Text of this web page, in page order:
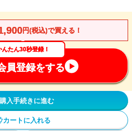
円(税込)で買える！
んたん30秒登録！
員登録をする
購入手続きに進む
カートに入れる